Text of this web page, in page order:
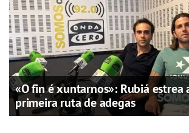
«O fin é xuntarnos»: Rubiá estrea
primeira ruta de adegas